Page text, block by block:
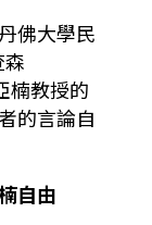
佛大學民
楠教授的
的言論自
自由